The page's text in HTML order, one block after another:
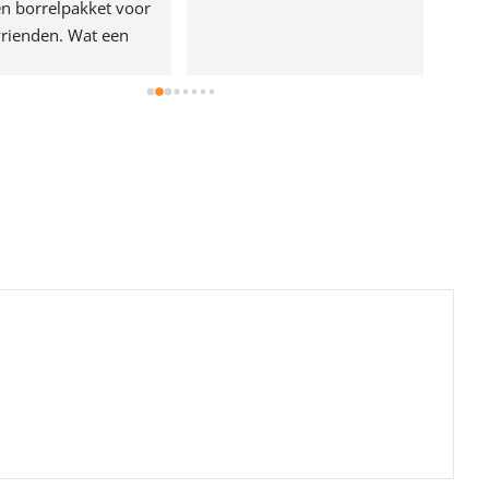
borrelpakket voor
Wat een